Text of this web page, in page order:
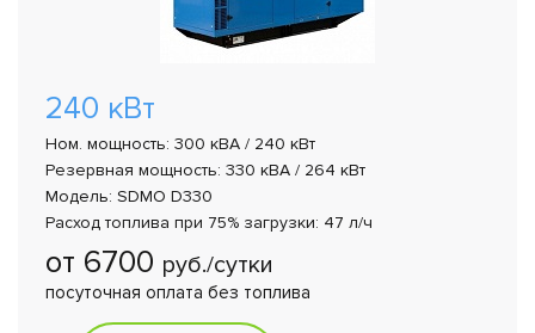
240 кВт
Ном. мощность: 300 кВА / 240 кВт
Резервная мощность: 330 кВА / 264 кВт
Модель: SDMO D330
Расход топлива при 75% загрузки: 47 л/ч
от 6700 руб./сутки
посуточная оплата без топлива